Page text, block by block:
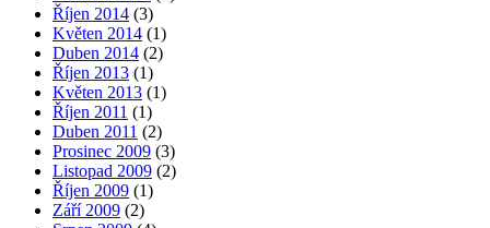
Říjen 2014 (3)
Květen 2014 (1)
Duben 2014 (2)
Říjen 2013 (1)
Květen 2013 (1)
Říjen 2011 (1)
Duben 2011 (2)
Prosinec 2009 (3)
Listopad 2009 (2)
Říjen 2009 (1)
Září 2009 (2)